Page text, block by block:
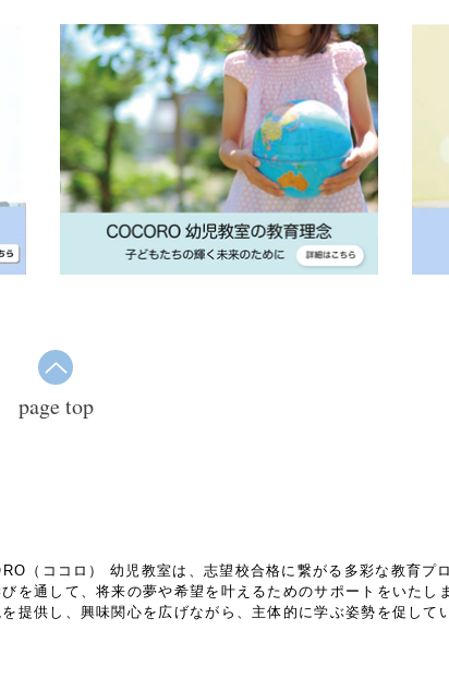
page top
（ココロ） 幼児教室は、 志望校合格に繋がる多彩な教育プ
を通して、将来の夢や希望を叶えるためのサポートをいたし
提供し、興味関心を広げながら、主体的に学ぶ姿勢を促して